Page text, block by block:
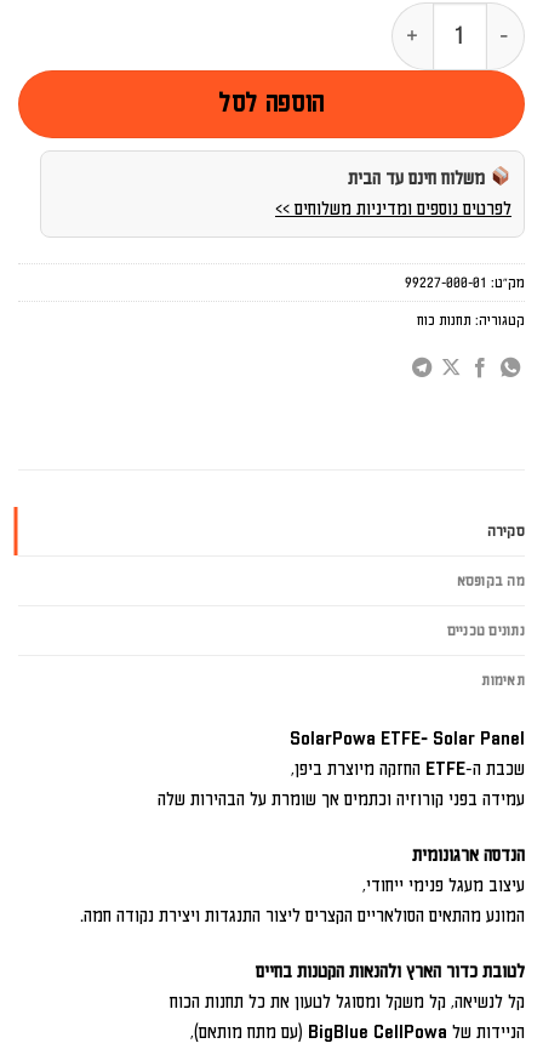
כמות של פאנל טעינה סולארי BIGBLUE 100W PV
הוספה לסל
משלוח חינם עד הבית
לפרטים נוספים ומדיניות משלוחים >>
מק"ט: 99227-000-01
קטגוריה: תחנות כוח
סקירה
מה בקופסא
נתונים טכניים
תאימות
SolarPowa ETFE- Solar Panel
שכבת ה-ETFE החזקה מיוצרת ביפן,
עמידה בפני קורוזיה וכתמים אך שומרת על הבהירות שלה
הנדסה ארגונומית
עיצוב מעגל פנימי ייחודי,
המונע מהתאים הסולאריים הקצרים ליצור התנגדות ויצירת נקודה חמה.
לטובת כדור הארץ ולהנאות הקטנות בחיים
קל לנשיאה, קל משקל ומסוגל לטעון את כל תחנות הכוח
הניידות של BigBlue CellPowa (עם מתח מותאם),